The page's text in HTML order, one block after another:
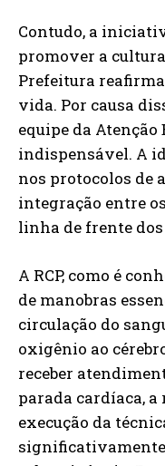
Contudo, a
promover a
Prefeitura
vida. Por causa
equipe da Atenção
indispensável. A
nos protocolos de
integração entre
linha de frente
A RCP, como é
de manobras
circulação do
oxigênio ao
receber
parada cardíaca, a
execução da
significativamente